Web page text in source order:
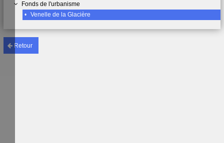
Retour
Fonds de l'urbanisme
•
Venelle de la Glacière